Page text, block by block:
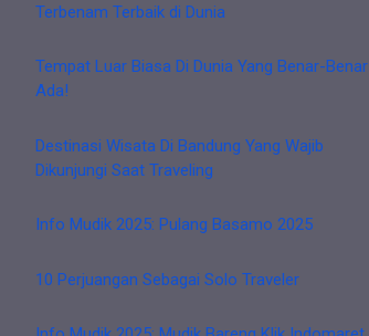
Terbenam Terbaik di Dunia
Tempat Luar Biasa Di Dunia Yang Benar-Benar
Ada!
Destinasi Wisata Di Bandung Yang Wajib
Dikunjungi Saat Traveling
Info Mudik 2025: Pulang Basamo 2025
10 Perjuangan Sebagai Solo Traveler